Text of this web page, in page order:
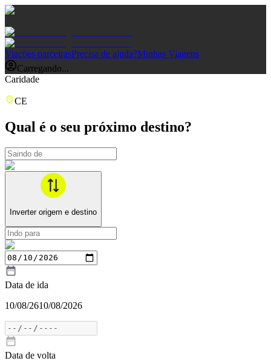
Viações parceirasPrecisa de ajuda?Minhas Viagens
Carregando...
Caridade
CE
Qual é o seu próximo destino?
Inverter origem e destino
Data de ida
10/08/2610/08/2026
Data de volta